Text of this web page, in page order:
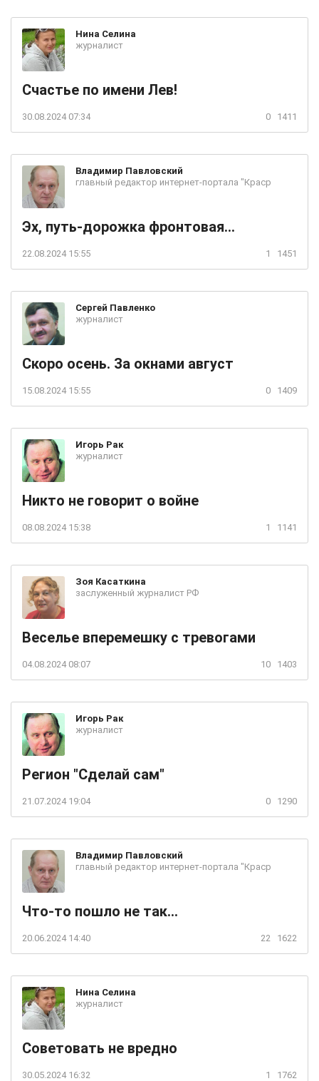
Нина Селина
журналист
Счастье по имени Лев!
30.08.2024 07:34 0 1411
Владимир Павловский
главный редактор интернет-портала "Краср
Эх, путь-дорожка фронтовая...
22.08.2024 15:55 1 1451
Сергей Павленко
журналист
Скоро осень. За окнами август
15.08.2024 15:55 0 1409
Игорь Рак
журналист
Никто не говорит о войне
08.08.2024 15:38 1 1141
Зоя Касаткина
заслуженный журналист РФ
Веселье вперемешку с тревогами
04.08.2024 08:07 10 1403
Игорь Рак
журналист
Регион "Сделай сам"
21.07.2024 19:04 0 1290
Владимир Павловский
главный редактор интернет-портала "Краср
Что-то пошло не так...
20.06.2024 14:40 22 1622
Нина Селина
журналист
Советовать не вредно
30.05.2024 16:32 1 1762